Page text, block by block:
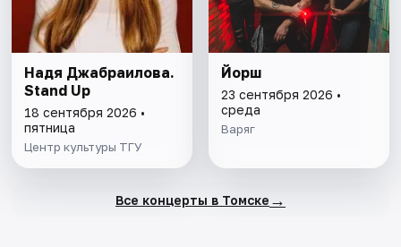
Надя Джабраилова.
Stand Up
18 сентября 2026 •
пятница
Центр культуры ТГУ
Йорш
23 сентября 2026 •
среда
Варяг
Все концерты в Томске →